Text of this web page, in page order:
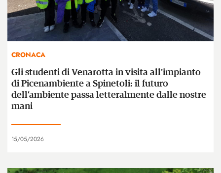
CRONACA
Gli studenti di Venarotta in visita all'impianto
di Picenambiente a Spinetoli: il futuro
dell’ambiente passa letteralmente dalle nostre
mani
15/05/2026